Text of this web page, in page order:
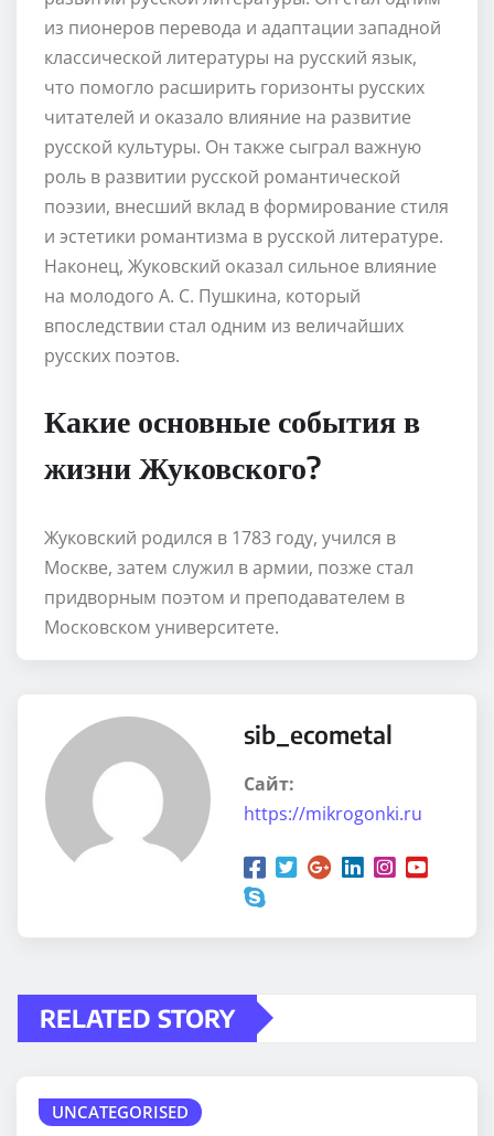
из пионеров перевода и адаптации западной
классической литературы на русский язык,
что помогло расширить горизонты русских
читателей и оказало влияние на развитие
русской культуры. Он также сыграл важную
роль в развитии русской романтической
поэзии, внесший вклад в формирование стиля
и эстетики романтизма в русской литературе.
Наконец, Жуковский оказал сильное влияние
на молодого А. С. Пушкина, который
впоследствии стал одним из величайших
русских поэтов.
Какие основные события в
жизни Жуковского?
Жуковский родился в 1783 году, учился в
Москве, затем служил в армии, позже стал
придворным поэтом и преподавателем в
Московском университете.
sib_ecometal
Сайт:
https://mikrogonki.ru
RELATED STORY
UNCATEGORISED